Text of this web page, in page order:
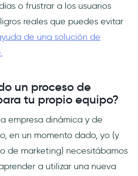
o frustrar a los usuarios
reales que puedes evitar
de una solución de
un proceso de
tu propio equipo?
empresa dinámica y de
en un momento dado, yo (y
de marketing) necesitábamos
a utilizar una nueva